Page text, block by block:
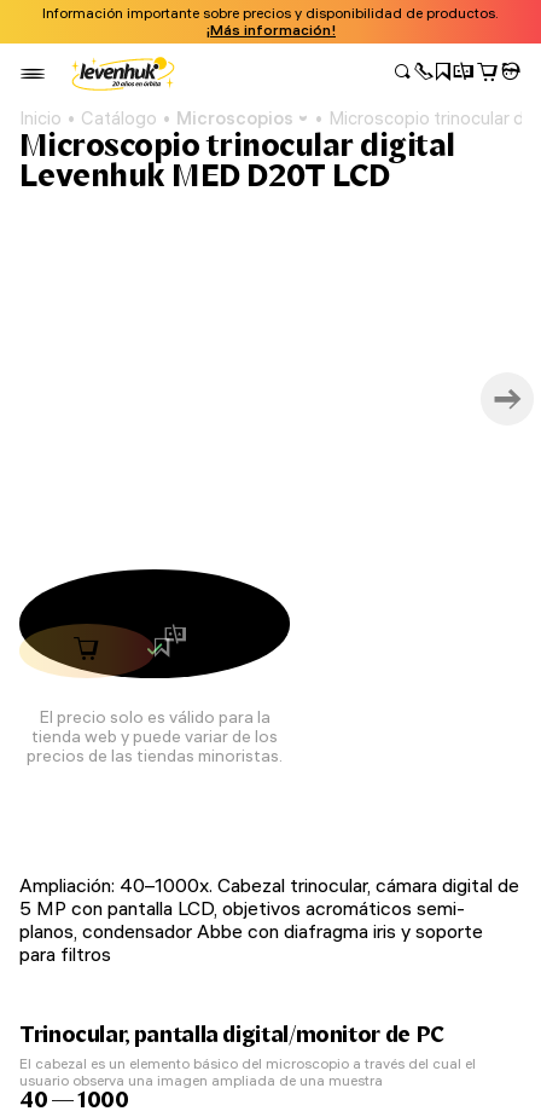
Información importante sobre precios y disponibilidad de productos.
¡Más información!
Inicio Catálogo Microscopios Microscopio trinocular
Microscopio trinocular digital
Levenhuk MED D20T LCD
El precio solo es válido para la
tienda web y puede variar de los
precios de las tiendas minoristas.
Ampliación: 40–1000x. Cabezal trinocular, cámara digital de
5 MP con pantalla LCD, objetivos acromáticos semi-
planos, condensador Abbe con diafragma iris y soporte
para filtros
Trinocular, pantalla digital/monitor de PC
El cabezal es un elemento básico del microscopio a través del cual el
usuario observa una imagen ampliada de una muestra
40 — 1000